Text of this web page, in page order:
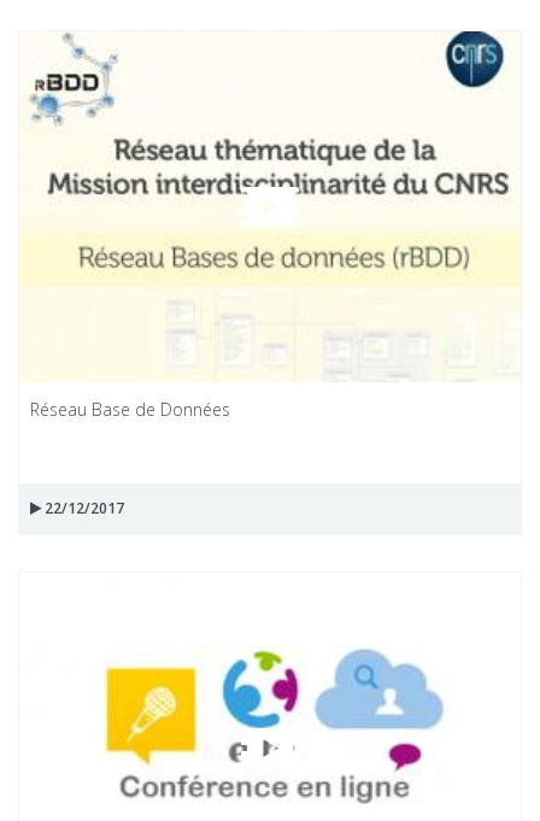
Réseau Base de Données
22/12/2017